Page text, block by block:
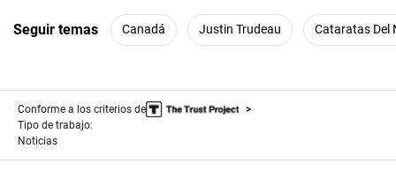
Seguir temas Canadá Justin Trudeau Cataratas Del
Conforme a los criterios de
Tipo de trabajo:
Noticias